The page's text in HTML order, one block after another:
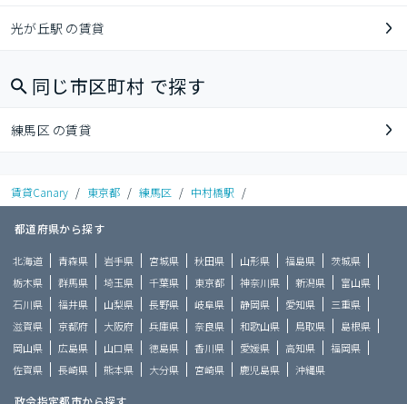
光が丘駅 の賃貸
同じ市区町村 で探す
練馬区 の賃貸
賃貸Canary / 東京都 / 練馬区 / 中村橋駅 /
都道府県から探す
北海道 青森県 岩手県 宮城県 秋田県 山形県 福島県
茨城県
栃木県
群馬県 埼玉県 千葉県 東京都 神奈川県 新潟県
富山県
石川県
福井県 山梨県 長野県 岐阜県 静岡県 愛知県
三重県
滋賀県
京都府 大阪府 兵庫県 奈良県 和歌山県 鳥取県
島根県
岡山県
広島県 山口県 徳島県 香川県 愛媛県 高知県
福岡県
佐賀県
長崎県 熊本県 大分県 宮崎県 鹿児島県 沖縄県
政令指定都市から探す